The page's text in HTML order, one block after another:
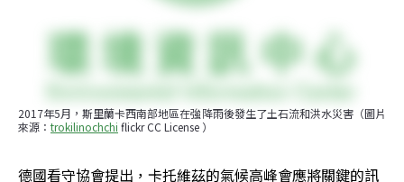
2017年5月，斯里蘭卡西南部地區在強降雨後發生了土石流和洪水災害（圖片
來源： trokilinochchi flickr CC License ）
德國看守協會提出，卡托維茲的氣候高峰會應將關鍵的訊